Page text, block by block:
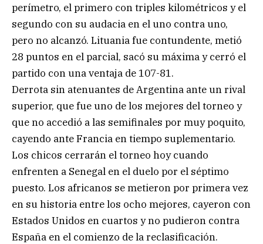
perímetro, el primero con triples kilométricos y el
segundo con su audacia en el uno contra uno,
pero no alcanzó. Lituania fue contundente, metió
28 puntos en el parcial, sacó su máxima y cerró el
partido con una ventaja de 107-81.
Derrota sin atenuantes de Argentina ante un rival
superior, que fue uno de los mejores del torneo y
que no accedió a las semifinales por muy poquito,
cayendo ante Francia en tiempo suplementario.
Los chicos cerrarán el torneo hoy cuando
enfrenten a Senegal en el duelo por el séptimo
puesto. Los africanos se metieron por primera vez
en su historia entre los ocho mejores, cayeron con
Estados Unidos en cuartos y no pudieron contra
España en el comienzo de la reclasificación.